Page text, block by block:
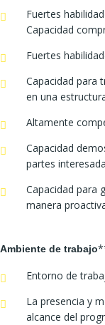
Fuertes
Capacidad
Fuertes
Capacidad para
en una
Altamente
Capacidad
partes
Capacidad para
manera
Ambiente de trabajo
Entorno de
La presencia y
alcance del